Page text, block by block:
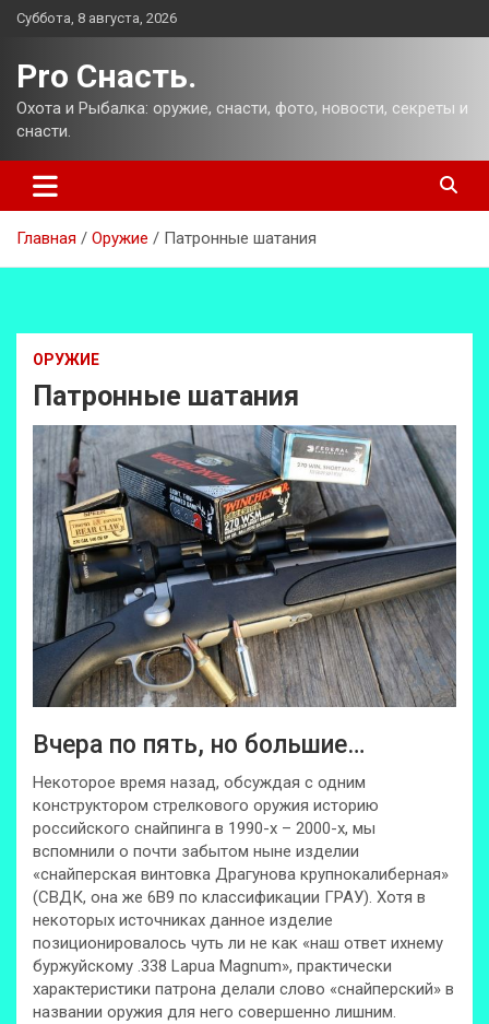
Перейти
Суббота, 8 августа, 2026
Pro Снасть.
Охота и Рыбалка: оружие, снасти, фото, новости, секреты и
снасти.
Главная Оружие Патронные шатания
ОРУЖИЕ
Патронные шатания
Вчера по пять, но большие…
Некоторое время назад, обсуждая с одним
конструктором стрелкового оружия историю
российского снайпинга в 1990-х – 2000-х, мы
вспомнили о почти забытом ныне изделии
«снайперская винтовка Драгунова крупнокалиберная»
(СВДК, она же 6В9 по классификации ГРАУ). Хотя в
некоторых источниках данное изделие
позиционировалось чуть ли не как «наш ответ ихнему
буржуйскому .338 Lapua Magnum», практически
характеристики патрона делали слово «снайперский» в
названии оружия для него совершенно лишним.